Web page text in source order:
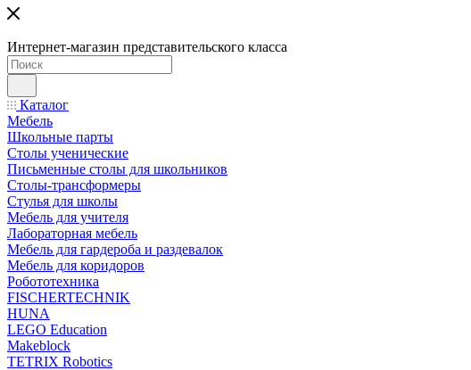
Интернет-магазин представительского класса
Каталог
Мебель
Школьные парты
Столы ученические
Письменные столы для школьников
Столы-трансформеры
Стулья для школы
Мебель для учителя
Лабораторная мебель
Мебель для гардероба и раздевалок
Мебель для коридоров
Робототехника
FISCHERTECHNIK
HUNA
LEGO Education
Makeblock
TETRIX Robotics